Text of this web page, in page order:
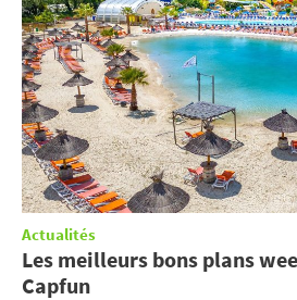
Actualités
Les meilleurs bons plans
Capfun